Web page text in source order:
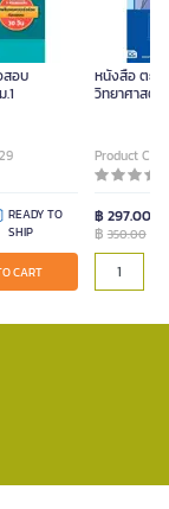
สอบ
READY TO
SHIP
CART
หนังสือ ตะลุ
วิทยาศาสตร์
Product
฿ 297.00
฿350.00